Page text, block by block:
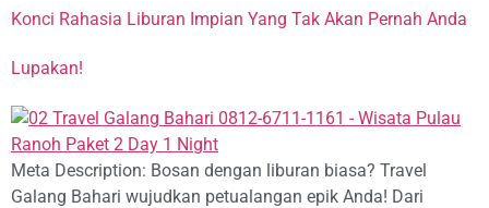
Konci Rahasia Liburan Impian Yang Tak Akan Pernah Anda
Lupakan!
Meta Description: Bosan dengan liburan biasa? Travel
Galang Bahari wujudkan petualangan epik Anda! Dari